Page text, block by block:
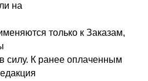
на
только к Заказам,
силу. К ранее оплаченным